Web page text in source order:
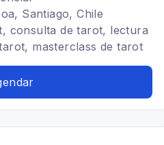
Santiago, Chile
consulta de tarot, lectura
masterclass de tarot